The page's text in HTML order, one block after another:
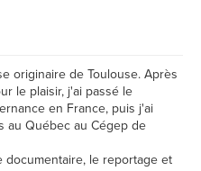
originaire de Toulouse. Après
le plaisir, j'ai passé le
en France, puis j'ai
au Québec au Cégep de
documentaire, le reportage et